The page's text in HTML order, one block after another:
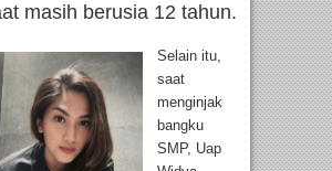
masih berusia 12 tahun.
Selain itu,
saat
menginjak
bangku
SMP, Uap